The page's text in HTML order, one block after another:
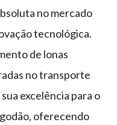
no mercado
tecnológica.
de lonas
no transporte
excelência para o
oferecendo